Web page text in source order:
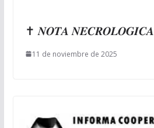
✝ 𝑵𝑶𝑻𝑨 𝑵𝑬𝑪𝑹𝑶𝑳𝑶𝑮𝑰𝑪𝑨
11 de noviembre de 2025